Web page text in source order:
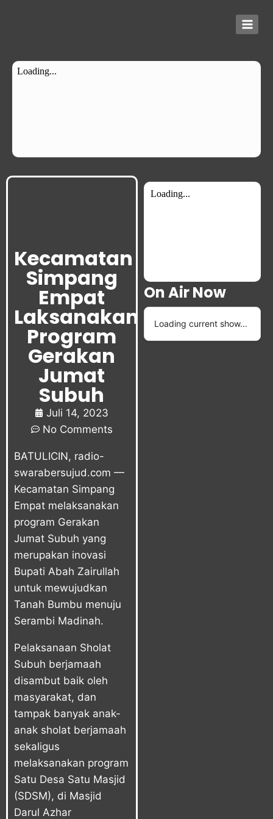
Kecamatan
Simpang
Empat
Laksanakan
Program
Gerakan
Jumat
Subuh
Juli 14, 2023
No Comments
BATULICIN, radio-
swarabersujud.com —
Kecamatan Simpang
Empat melaksanakan
program Gerakan
Jumat Subuh yang
merupakan inovasi
Bupati Abah Zairullah
untuk mewujudkan
Tanah Bumbu menuju
Serambi Madinah.
Pelaksanaan Sholat
Subuh berjamaah
disambut baik oleh
masyarakat, dan
tampak banyak anak-
anak sholat berjamaah
sekaligus
melaksanakan program
Satu Desa Satu Masjid
(SDSM), di Masjid
Darul Azhar
On Air Now
Loading current show...